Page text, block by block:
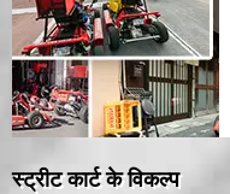
स्ट्रीट कार्ट के विकल्प